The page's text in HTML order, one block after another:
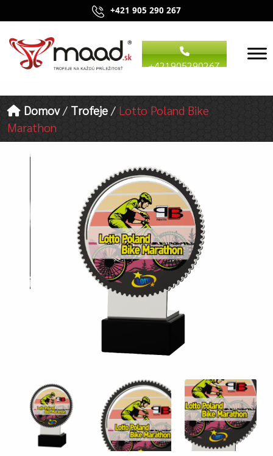
+421 905 290 267
+421905290267
Domov/ Trofeje / Lotto Poland Bike
Marathon